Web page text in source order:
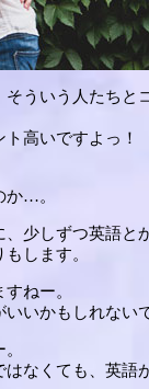
ういう人たち
高いですよっ！
か…。
少しずつ英語と
します。
ねー。
いかもしれない
なくても、英